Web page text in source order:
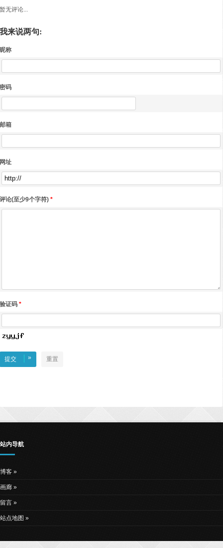
暂无评论...
我来说两句:
昵称
密码
邮箱
网址
评论(至少9个字符) *
验证码 *
提交 » 重置
站内导航
博客
画廊
留言
站点地图